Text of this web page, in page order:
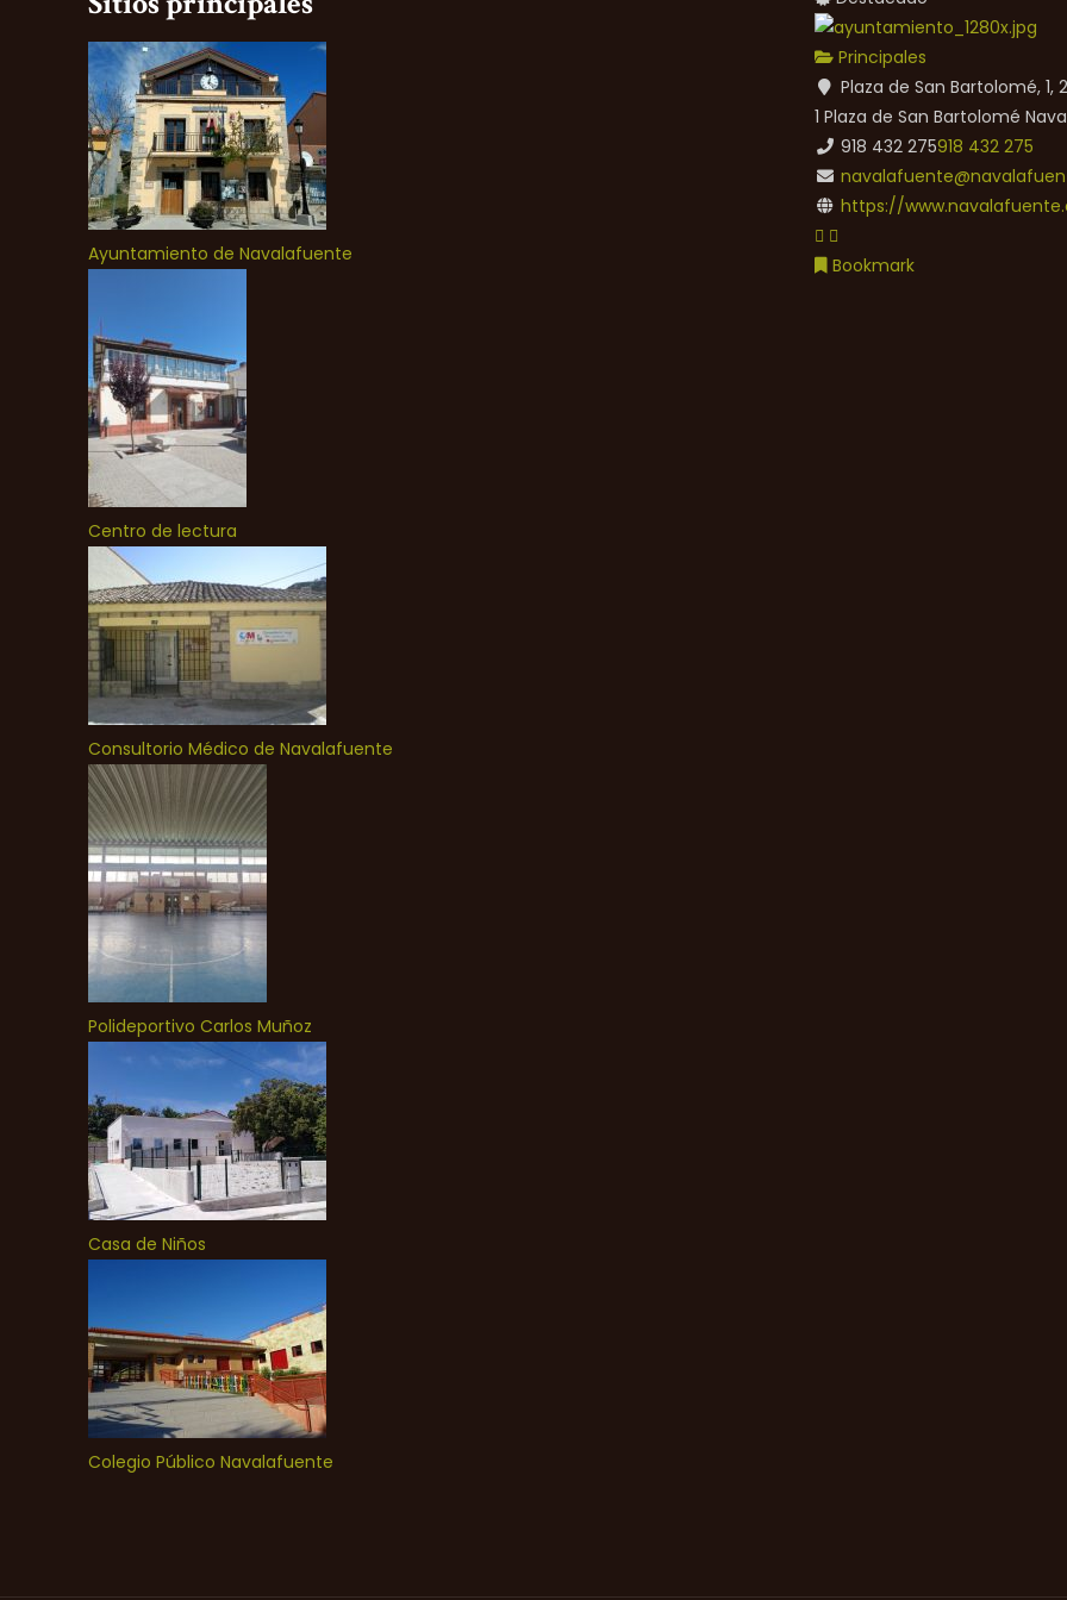
Ayuntamiento de Navalafuente
Centro de lectura
Consultorio Médico de Navalafuente
Polideportivo Carlos Muñoz
Casa de Niños
Colegio Público Navalafuente
Principales
Plaza de San Bartolomé,
1 Plaza de San Bartolomé
918 432 275918 432 275
https://
Bookmark